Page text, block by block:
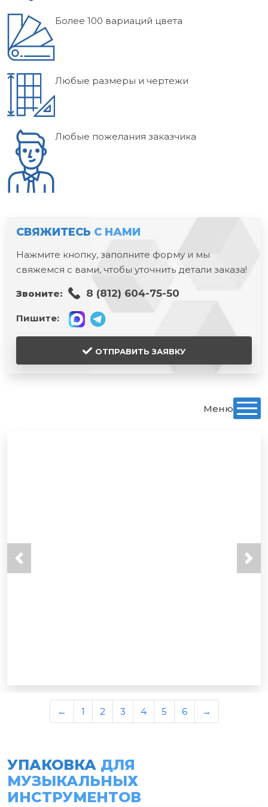
Более 100 вариаций цвета
Любые размеры и чертежи
Любые пожелания заказчика
СВЯЖИТЕСЬ С НАМИ
Нажмите кнопку, заполните форму и мы
свяжемся с вами, чтобы уточнить детали заказа!
Звоните: 8 (812) 604-75-50
Пишите:
ОТПРАВИТЬ ЗАЯВКУ
Меню
← 1 2 3 4 5 6 →
УПАКОВКА ДЛЯ
МУЗЫКАЛЬНЫХ
ИНСТРУМЕНТОВ